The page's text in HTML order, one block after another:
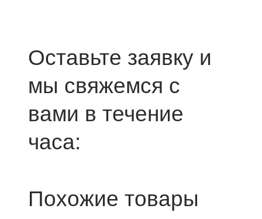
Оставьте заявку и
мы свяжемся с
вами в течение
часа:
Похожие товары